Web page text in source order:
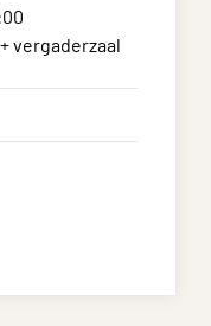
vergaderzaal